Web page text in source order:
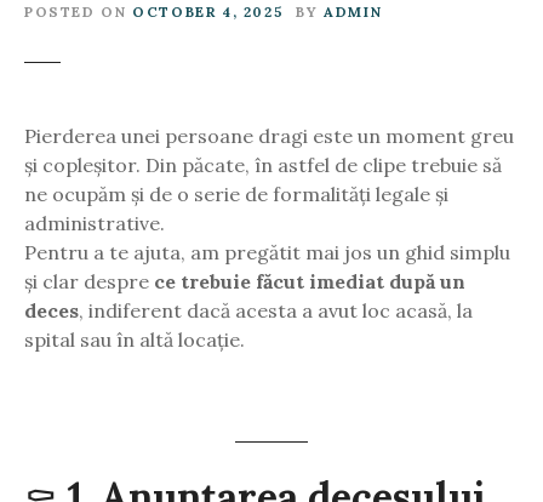
POSTED ON OCTOBER 4, 2025 BY ADMIN
Pierderea unei persoane dragi este un moment greu
și copleșitor. Din păcate, în astfel de clipe trebuie să
ne ocupăm și de o serie de formalități legale și
administrative.
Pentru a te ajuta, am pregătit mai jos un ghid simplu
și clar despre ce trebuie făcut imediat după un
deces, indiferent dacă acesta a avut loc acasă, la
spital sau în altă locație.